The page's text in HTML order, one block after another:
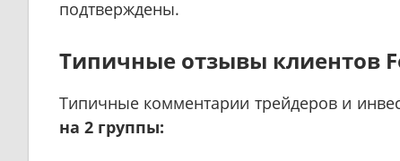
подтверждены.
Типичные отзывы клиентов
Типичные комментарии трейдеров и
на 2 группы: